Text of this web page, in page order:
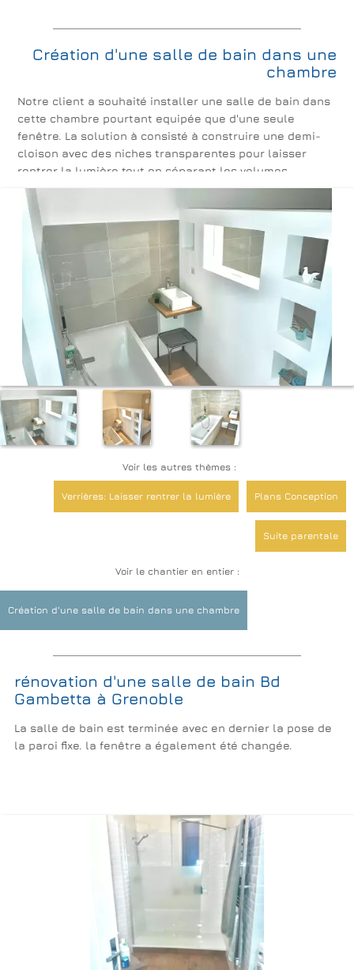
Voir le chantier en entier :
Création d'une salle de bain dans une chambre
Voir les autres thèmes :
Plans Conception
Verrières: Laisser rentrer la lumière
Suite parentale
Création d'une salle de bain dans une
chambre
Notre client a souhaité installer une salle de bain dans
cette chambre pourtant equipée que d'une seule
fenêtre. La solution à consisté à construire une demi-
cloison avec des niches transparentes pour laisser
rentrer la lumière tout en séparant les volumes
rénovation d'une salle de bain Bd
Gambetta à Grenoble
La salle de bain est terminée avec en dernier la pose de
la paroi fixe. la fenêtre a également été changée.